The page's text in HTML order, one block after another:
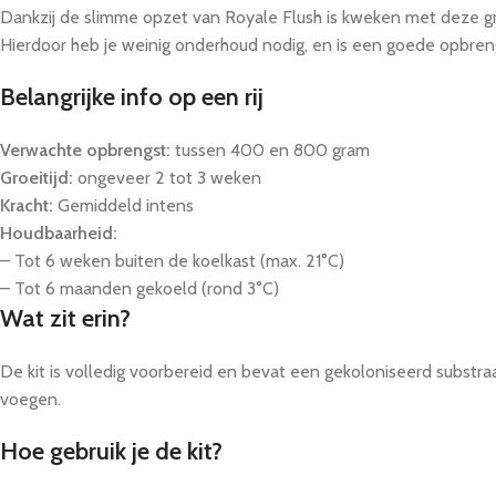
Dankzij de slimme opzet van Royale Flush is kweken met
Hierdoor heb je weinig onderhoud nodig, en is een goede
Belangrijke info op een rij
Verwachte opbrengst: tussen 400 en 800 gram
Groeitijd: ongeveer 2 tot 3 weken
Kracht: Gemiddeld intens
Houdbaarheid:
– Tot 6 weken buiten de koelkast (max. 21°C)
– Tot 6 maanden gekoeld (rond 3°C)
Wat zit erin?
De kit is volledig voorbereid en bevat een gekoloniseerd
voegen.
Hoe gebruik je de kit?